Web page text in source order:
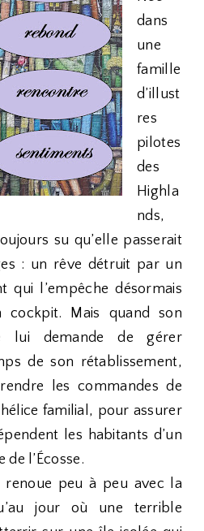
dans
une
famille
d’illust
res
pilotes
des
Highla
nds,
su qu’elle passerait
: un rêve détruit par un
qui l’empêche désormais
Mais quand son
lui demande de gérer
de son rétablissement,
les commandes de
familial, pour assurer
les habitants d’un
l’Écosse.
peu à peu avec la
jour où une terrible